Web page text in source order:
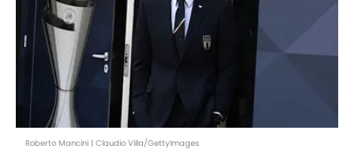
Roberto Mancini | Claudio Villa/GettyImages